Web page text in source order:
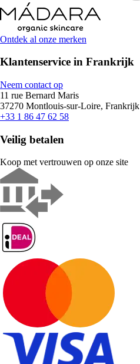
Ontdek al onze merken
Klantenservice in Frankrijk
Neem contact op
11 rue Bernard Maris
37270 Montlouis-sur-Loire, Frankrijk
+33 1 86 47 62 58
Veilig betalen
Koop met vertrouwen op onze site